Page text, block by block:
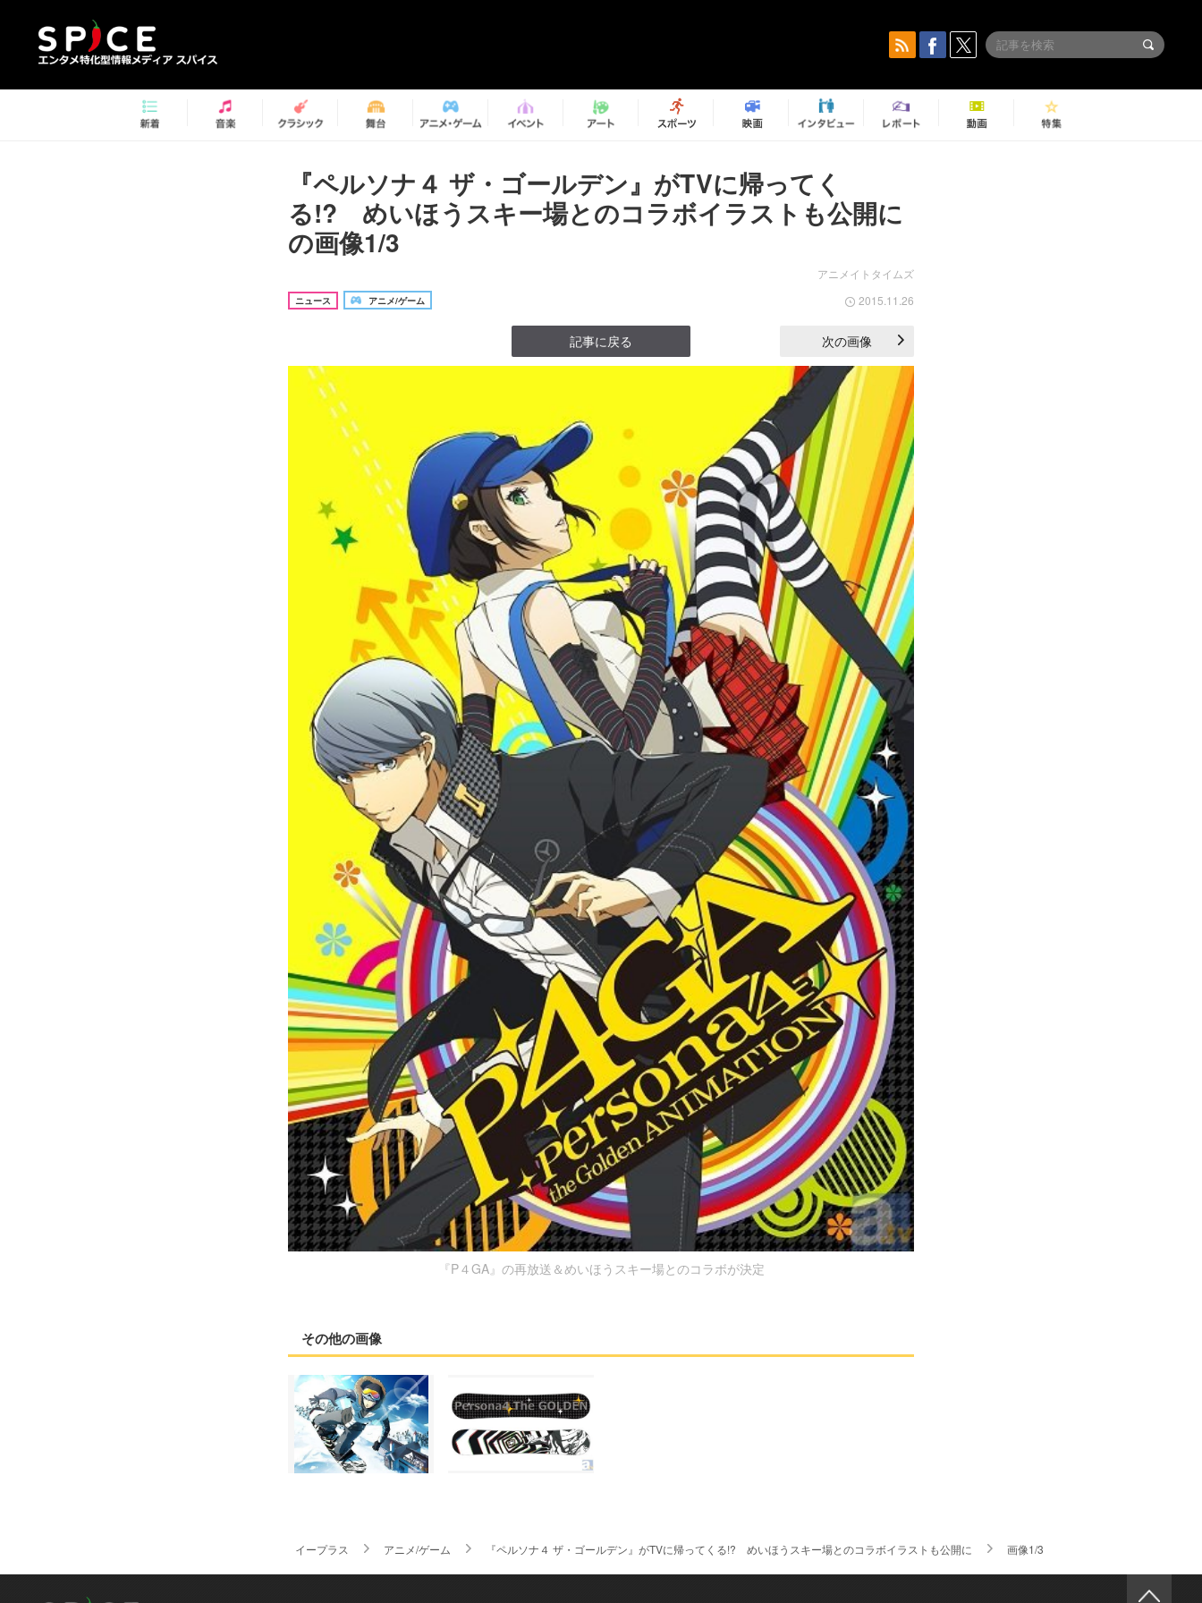
『ペルソナ４ ザ・ゴールデン』がTVに帰ってく
る!? めいほうスキー場とのコラボイラストも公開に
の画像1/3
アニメイトタイムズ
ニュース アニメ/ゲーム 2015.11.26
記事に戻る 次の画像
『P４GA』の再放送＆めいほうスキー場とのコラボが決定
その他の画像
イープラス アニメ/ゲーム 『ペルソナ４ ザ・ゴールデン』がTVに帰ってくる!? めいほうスキー場とのコラボイラストも公開に 画像1/3